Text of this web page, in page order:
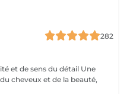
282
de sens du détail Une